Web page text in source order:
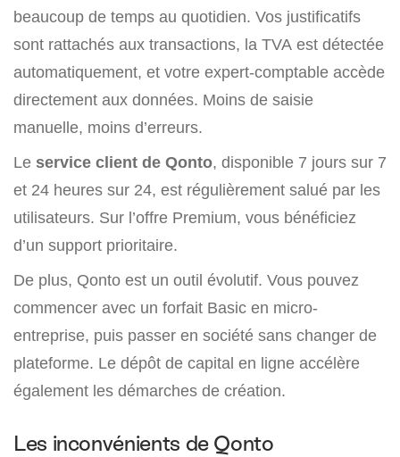
beaucoup de temps au quotidien. Vos justificatifs
sont rattachés aux transactions, la TVA est détectée
automatiquement, et votre expert-comptable accède
directement aux données. Moins de saisie
manuelle, moins d’erreurs.
Le service client de Qonto, disponible 7 jours sur 7
et 24 heures sur 24, est régulièrement salué par les
utilisateurs. Sur l’offre Premium, vous bénéficiez
d’un support prioritaire.
De plus, Qonto est un outil évolutif. Vous pouvez
commencer avec un forfait Basic en micro-
entreprise, puis passer en société sans changer de
plateforme. Le dépôt de capital en ligne accélère
également les démarches de création.
Les inconvénients de Qonto